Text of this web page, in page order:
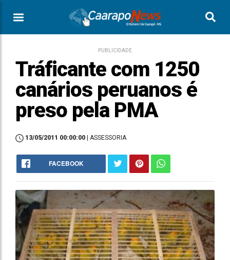
PUBLICIDADE
Tráficante com 1250
canários peruanos é
preso pela PMA
13/05/2011 00:00:00 | ASSESSORIA
FACEBOOK